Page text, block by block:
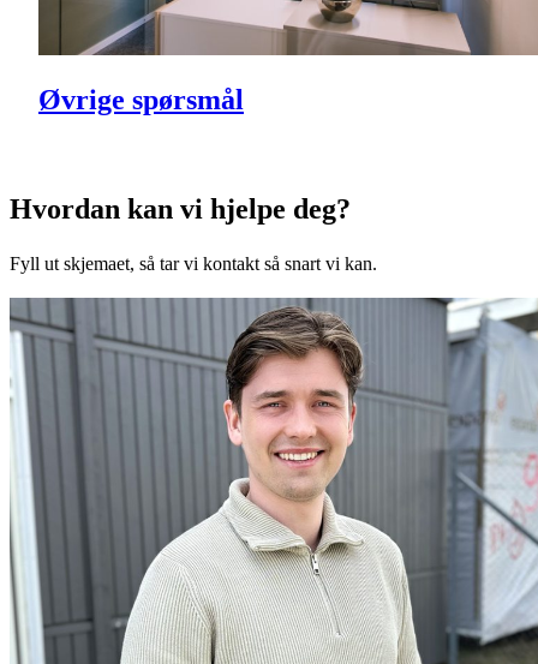
Øvrige spørsmål
Hvordan kan vi hjelpe deg?
Fyll ut skjemaet, så tar vi kontakt så snart vi kan.